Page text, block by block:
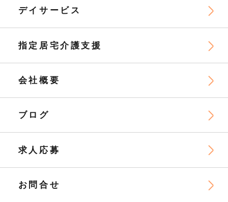
デイサービス
指定居宅介護支援
会社概要
ブログ
求人応募
お問合せ